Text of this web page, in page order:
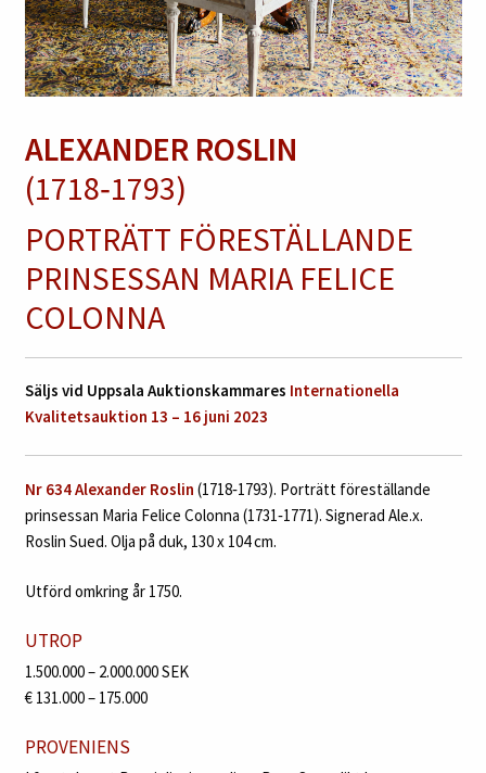
ALEXANDER ROSLIN
(1718‑1793)
PORTRÄTT FÖRESTÄLLANDE
PRINSESSAN MARIA FELICE
COLONNA
Säljs vid Uppsala Auktionskammares Internationella
Kvalitetsauktion 13 – 16 juni 2023
Nr 634Alexander Roslin (1718‑1793). Porträtt föreställande
prinsessan Maria Felice Colonna (1731‑1771). Signerad Ale.x.
Roslin Sued. Olja på duk, 130 x 104 cm.
Utförd omkring år 1750.
UTROP
1.500.000 – 2.000.000 SEK
€ 131.000 – 175.000
PROVENIENS